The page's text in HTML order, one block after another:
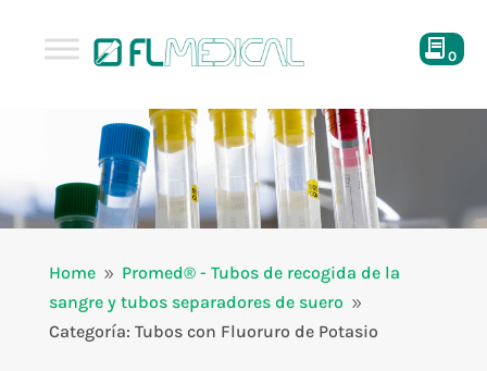
0
Home 9 Promed® - Tubos de recogida de la
sangre y tubos separadores de suero 9
Categoría: Tubos con Fluoruro de Potasio